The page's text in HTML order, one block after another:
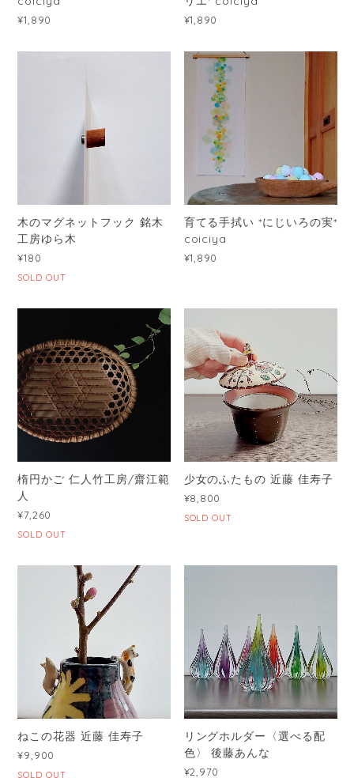
¥1,890 ¥1,890
木のマグネットフック 銘木
工房ゆら木
¥180
SOLD OUT
育てる手拭い *にじいろの実*
coiciya
¥1,890
楕円かご 仁人竹工房/齋江範
人
¥7,260
SOLD OUT
少女のふたもの 近藤 佳寿子
¥8,800
SOLD OUT
ねこの花器 近藤 佳寿子
¥9,900
SOLD OUT
リングホルダー〈選べる配
色〉 後藤あんな
¥2,970